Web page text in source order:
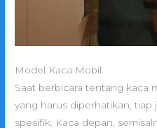
Model Kaca Mobil
Saat berbicara tentang kaca
yang harus diperhatikan, tiap
spesifik. Kaca depan,